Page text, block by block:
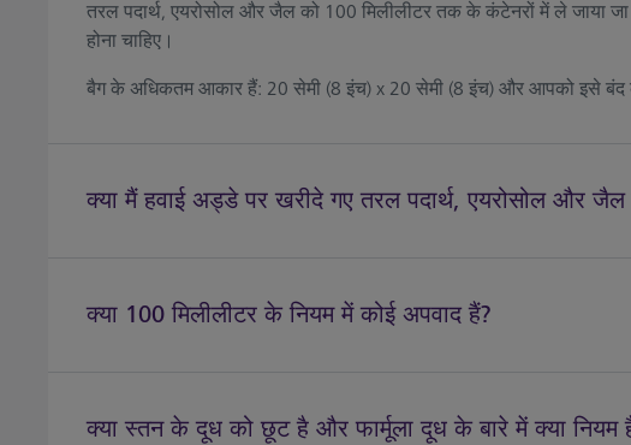
तरल पदार्थ, एयरोसोल और जैल को 100 मिलीलीटर तक के कंटेनरों में ले जाया जा
होना चाहिए।
बैग के अधिकतम आकार हैं: 20 सेमी (8 इंच) x 20 सेमी (8 इंच) और आपको इसे बंद
क्या मैं हवाई अड्डे पर खरीदे गए तरल पदार्थ, एयरोसोल और
क्या 100 मिलीलीटर के नियम में कोई अपवाद हैं?
क्या स्तन के दूध को छूट है और फार्मूला दूध के बारे में क्या नियम